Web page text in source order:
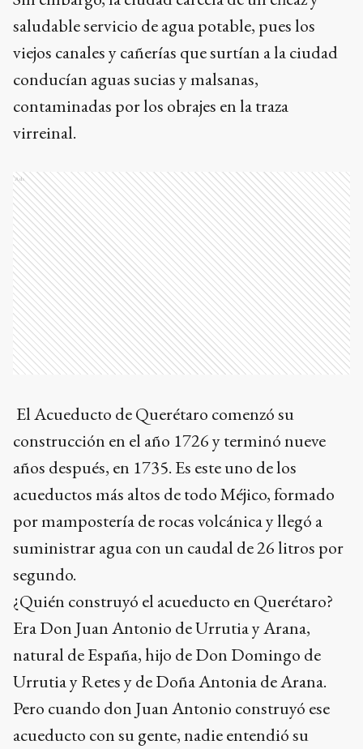
saludable servicio de agua potable, pues los
viejos canales y cañerías que surtían a la ciudad
conducían aguas sucias y malsanas,
contaminadas por los obrajes en la traza
virreinal.
Ads
El Acueducto de Querétaro comenzó su
construcción en el año 1726 y terminó nueve
años después, en 1735. Es este uno de los
acueductos más altos de todo Méjico, formado
por mampostería de rocas volcánica y llegó a
suministrar agua con un caudal de 26 litros por
segundo.
¿Quién construyó el acueducto en Querétaro?
Era Don Juan Antonio de Urrutia y Arana,
natural de España, hijo de Don Domingo de
Urrutia y Retes y de Doña Antonia de Arana.
Pero cuando don Juan Antonio construyó ese
acueducto con su gente, nadie entendió su